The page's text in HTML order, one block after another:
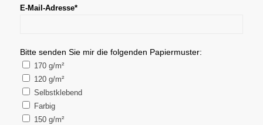
E-Mail-Adresse*
Bitte senden Sie mir die folgenden Papiermuster:
170 g/m²
120 g/m²
Selbstklebend
Farbig
150 g/m²